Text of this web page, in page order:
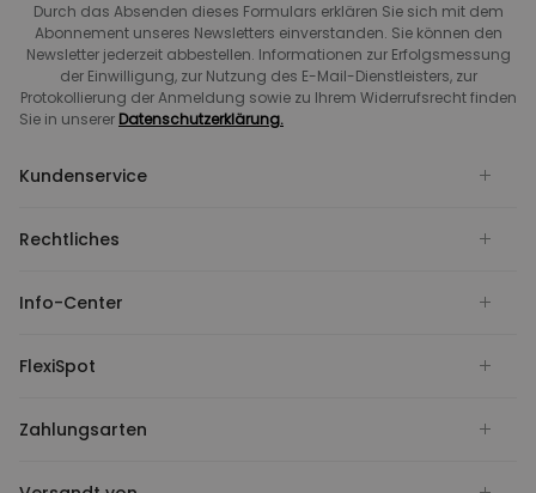
Durch das Absenden dieses Formulars erklären Sie sich mit dem
Abonnement unseres Newsletters einverstanden. Sie können den
Newsletter jederzeit abbestellen. Informationen zur Erfolgsmessung
der Einwilligung, zur Nutzung des E-Mail-Dienstleisters, zur
Protokollierung der Anmeldung sowie zu Ihrem Widerrufsrecht finden
Sie in unserer Datenschutzerklärung.
Kundenservice
Rechtliches
Info-Center
FlexiSpot
Zahlungsarten